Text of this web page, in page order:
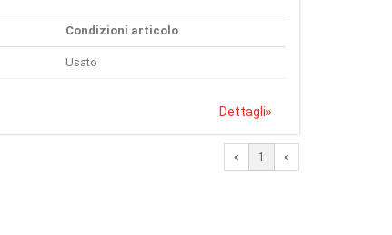
Condizioni articolo
Usato
Dettagli»
« 1 «